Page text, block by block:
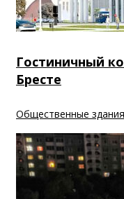
Гостиничный
Бресте
Общественные здания